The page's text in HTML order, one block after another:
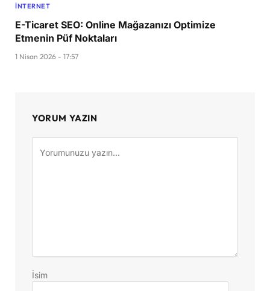
İNTERNET
E-Ticaret SEO: Online Mağazanızı Optimize
Etmenin Püf Noktaları
1 Nisan 2026 - 17:57
YORUM YAZIN
İsim